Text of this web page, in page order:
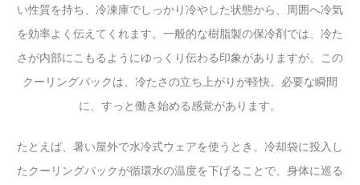
い性質を持ち、冷凍庫でしっかり冷やした状態から、周囲へ冷気
を効率よく伝えてくれます。一般的な樹脂製の保冷剤では、冷た
さが内部にこもるようにゆっくり伝わる印象がありますが、この
クーリングパックは、冷たさの立ち上がりが軽快。必要な瞬間
に、すっと働き始める感覚があります。
たとえば、暑い屋外で水冷式ウェアを使うとき。冷却袋に投入し
たクーリングパックが循環水の温度を下げることで、身体に巡る